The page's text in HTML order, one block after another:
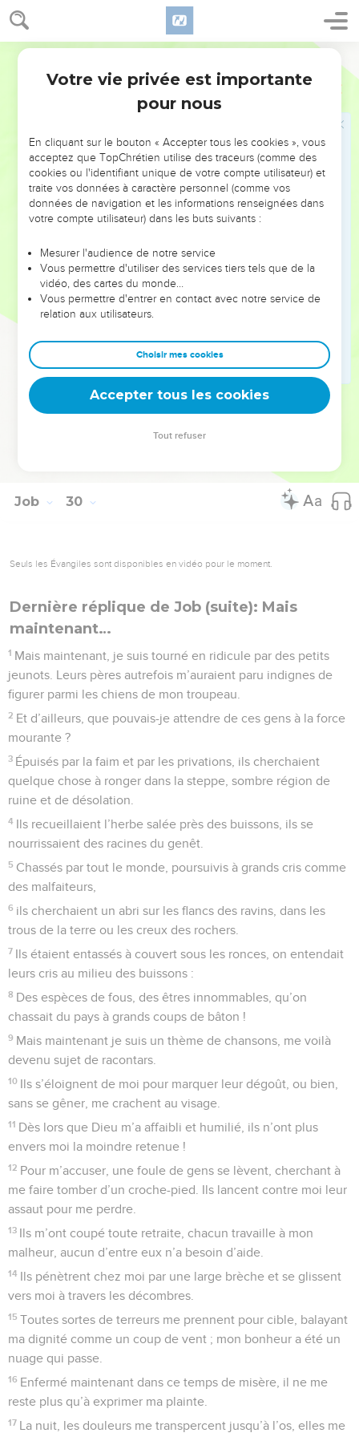
29
17 Mais je cassais les dents à tous les criminels, arrachant de
leurs crocs la proie qu’ils détenaient.
Je me disais alors : « Je mourrai dans mon nid comme
l’oiseau Phénix, et revivrai longtemps.
Je suis comme un arbre qui a le pied dans l’eau ; la rosée
Je pourrai retrouver un prestige tout neuf et ma force
d’agir comme un arc bien tendu. »
En ce temps-là, on m’écoutait, on attendait, on se taisait
pour que je donne mon avis.
Quand j’avais terminé, on ne discutait pas, sur les gens
mes propos s’écoulaient goutte à goutte.
Et les gens m’attendaient, comme on attend la pluie,
comme on aspire à voir l’averse de printemps.
Quand je leur souriais, ils n’osaient pas y croire, guettant
Je siégeais à leur tête et leur montrais la route, vivant
avec eux comme un roi parmi ses troupes, comme quelqu’un
qui console les affligés.
© Société biblique française – Bibli’O, 1997, avec autorisation. Pour vous procurer
Job 30
Seuls les Évangiles sont disponibles en vidéo pour le moment.
Dernière réplique de Job (suite): Mais
maintenant…
1 Mais maintenant, je suis tourné en ridicule par des petits
jeunots. Leurs pères autrefois m’auraient paru indignes de
figurer parmi les chiens de mon troupeau.
2 Et d’ailleurs, que pouvais-je attendre de ces gens à la force
mourante ?
3 Épuisés par la faim et par les privations, ils cherchaient
quelque chose à ronger dans la steppe, sombre région de
ruine et de désolation.
4 Ils recueillaient l’herbe salée près des buissons, ils se
nourrissaient des racines du genêt.
5 Chassés par tout le monde, poursuivis à grands cris comme
des malfaiteurs,
6 ils cherchaient un abri sur les flancs des ravins, dans les
trous de la terre ou les creux des rochers.
7 Ils étaient entassés à couvert sous les ronces, on entendait
leurs cris au milieu des buissons :
8 Des espèces de fous, des êtres innommables, qu’on
chassait du pays à grands coups de bâton !
9 Mais maintenant je suis un thème de chansons, me voilà
devenu sujet de racontars.
10 Ils s’éloignent de moi pour marquer leur dégoût, ou bien,
sans se gêner, me crachent au visage.
11 Dès lors que Dieu m’a affaibli et humilié, ils n’ont plus
envers moi la moindre retenue !
12 Pour m’accuser, une foule de gens se lèvent, cherchant à
me faire tomber d’un croche-pied. Ils lancent contre moi leur
assaut pour me perdre.
13 Ils m’ont coupé toute retraite, chacun travaille à mon
malheur, aucun d’entre eux n’a besoin d’aide.
14 Ils pénètrent chez moi par une large brèche et se glissent
vers moi à travers les décombres.
15 Toutes sortes de terreurs me prennent pour cible, balayant
ma dignité comme un coup de vent ; mon bonheur a été un
nuage qui passe.
16 Enfermé maintenant dans ce temps de misère, il ne me
reste plus qu’à exprimer ma plainte.
17 La nuit, les douleurs me transpercent jusqu’à l’os, elles me
Votre vie privée est importante
pour nous
En cliquant sur le bouton « Accepter tous les cookies », vous
acceptez que TopChrétien utilise des traceurs (comme des
cookies ou l'identifiant unique de votre compte utilisateur) et
traite vos données à caractère personnel (comme vos
données de navigation et les informations renseignées dans
votre compte utilisateur) dans les buts suivants :
Mesurer l'audience de notre service
Vous permettre d'utiliser des services tiers tels que de la
vidéo, des cartes du monde…
Vous permettre d'entrer en contact avec notre service de
relation aux utilisateurs.
Choisir mes cookies
Accepter tous les cookies
Tout refuser